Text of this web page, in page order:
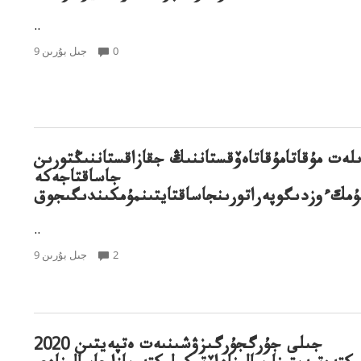
..
9 جىل بۇرىن 0
مۇقاتامۇقاتاەۆقستاننىڭ جقازاقستاننىڭتورىن
جاساقتاجەكە
..
9 جىل بۇرىن 2
2020 جىلى جۇرگجۇرگىزۋشىنىەت ەتپەيتىن